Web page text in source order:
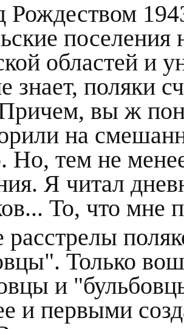
Рождеством
поселения
областей и
знает, поляки
вы ж
на
Но, тем не
Я читал
То, что мне
Только
и
и первыми